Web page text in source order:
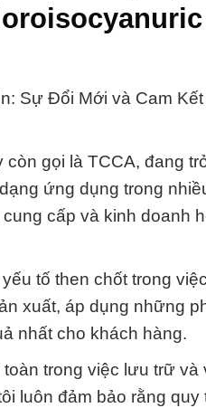
Sự Đổi Mới và Cam Kết
còn gọi là TCCA, đang
ứng dụng trong
cấp và kinh doanh
tố then chốt trong
xuất, áp dụng những
nhất cho khách hàng.
trong việc lưu trữ và
luôn đảm bảo rằng quy